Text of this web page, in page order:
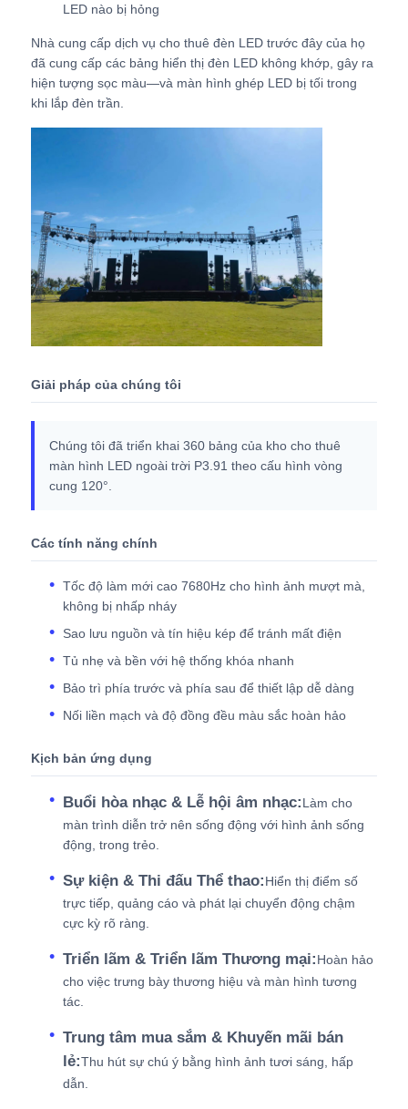
Màn hình SMD LED
Bảng hiển thị LED ngoài trời
LED nào bị hỏng
Nhà cung cấp dịch vụ cho thuê đèn LED trước đây của họ
đã cung cấp các bảng hiển thị đèn LED không khớp, gây ra
hiện tượng sọc màu—và màn hình ghép LED bị tối trong
khi lắp đèn trần.
Giải pháp của chúng tôi
Chúng tôi đã triển khai 360 bảng của kho cho thuê
màn hình LED ngoài trời P3.91 theo cấu hình vòng
cung 120°.
Các tính năng chính
Tốc độ làm mới cao 7680Hz cho hình ảnh mượt mà,
không bị nhấp nháy
Sao lưu nguồn và tín hiệu kép để tránh mất điện
Tủ nhẹ và bền với hệ thống khóa nhanh
Bảo trì phía trước và phía sau để thiết lập dễ dàng
Nối liền mạch và độ đồng đều màu sắc hoàn hảo
Kịch bản ứng dụng
Buổi hòa nhạc & Lễ hội âm nhạc:Làm cho
màn trình diễn trở nên sống động với hình ảnh sống
động, trong trẻo.
Sự kiện & Thi đấu Thể thao:Hiển thị điểm số
trực tiếp, quảng cáo và phát lại chuyển động chậm
cực kỳ rõ ràng.
Triển lãm & Triển lãm Thương mại:Hoàn hảo
cho việc trưng bày thương hiệu và màn hình tương
tác.
Trung tâm mua sắm & Khuyến mãi bán
lẻ:Thu hút sự chú ý bằng hình ảnh tươi sáng, hấp
dẫn.